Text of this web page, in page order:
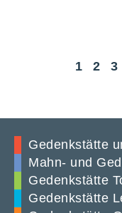
1 2 3
Gedenkstätte
Mahn- und
Gedenkstätte
Gedenkstätte